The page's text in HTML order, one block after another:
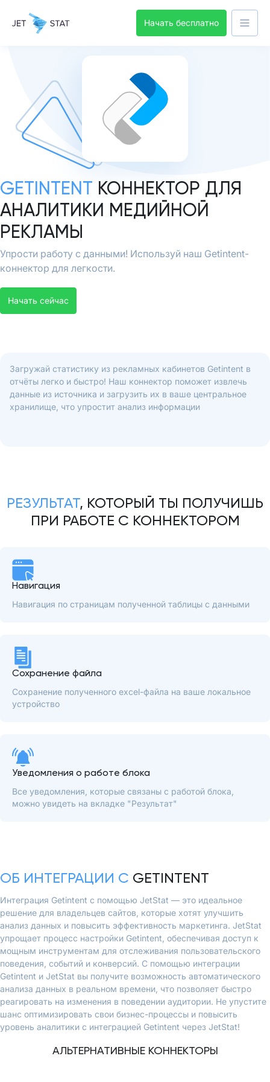
Начать бесплатно
GETINTENT КОННЕКТОР ДЛЯ
АНАЛИТИКИ МЕДИЙНОЙ
РЕКЛАМЫ
Упрости работу с данными! Используй наш Getintent-
коннектор для легкости.
Начать сейчас
Загружай статистику из рекламных кабинетов Getintent в
отчёты легко и быстро! Наш коннектор поможет извлечь
данные из источника и загрузить их в ваше центральное
хранилище, что упростит анализ информации
РЕЗУЛЬТАТ, КОТОРЫЙ ТЫ ПОЛУЧИШЬ
ПРИ РАБОТЕ С КОННЕКТОРОМ
Навигация
Навигация по страницам полученной таблицы с данными
Сохранение файла
Сохранение полученного excel-файла на ваше локальное
устройство
Уведомления о работе блока
Все уведомления, которые связаны с работой блока,
можно увидеть на вкладке "Результат"
ОБ ИНТЕГРАЦИИ С GETINTENT
Интеграция Getintent с помощью JetStat — это идеальное
решение для владельцев сайтов, которые хотят улучшить
анализ данных и повысить эффективность маркетинга. JetStat
упрощает процесс настройки Getintent, обеспечивая доступ к
мощным инструментам для отслеживания пользовательского
поведения, событий и конверсий. С помощью интеграции
Getintent и JetStat вы получите возможность автоматического
анализа данных в реальном времени, что позволяет быстро
реагировать на изменения в поведении аудитории. Не упустите
шанс оптимизировать свои бизнес-процессы и повысить
уровень аналитики с интеграцией Getintent через JetStat!
АЛЬТЕРНАТИВНЫЕ КОННЕКТОРЫ